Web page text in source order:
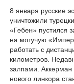
8 января русские
уничтожили
«Гебен» пустился
на могучую
работать с
километров.
залпами. Аккерман
нового линкора